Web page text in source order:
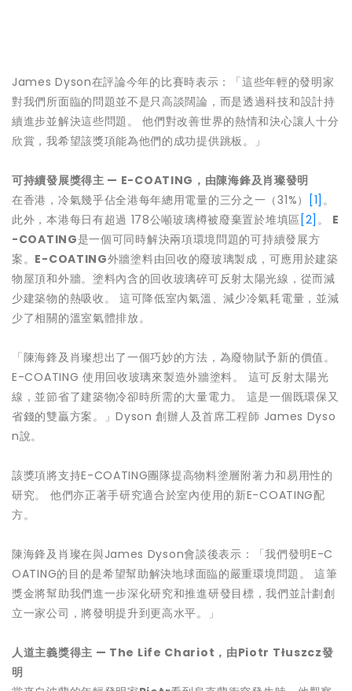
James Dyson在評論今年的比賽時表示：「這些年輕的發明家
對我們所面臨的問題並不是只高談闊論，而是透過科技和設計持
續進步並解決這些問題。 他們對改善世界的熱情和決心讓人十分
欣賞，我希望該獎項能為他們的成功提供跳板。」
可持續發展獎得主 — E-COATING ，由陳海鋒及肖璨發明
在香港，冷氣幾乎佔全港每年總用電量的三分之一（31%）
[1] 。
此外，本港每日有超過 178公噸玻璃樽被廢棄置於堆填區 [2] 。 E
-COATING是一個可同時解決兩項環境問題的可持續發展方
案。 E-COATING外牆塗料由回收的廢玻璃製成，可應用於建築
物屋頂和外牆。塗料內含的回收玻璃碎可反射太陽光線，從而減
少建築物的熱吸收。 這可降低室內氣溫、減少冷氣耗電量，並減
少了相關的溫室氣體排放。
「陳海鋒及肖璨想出了一個巧妙的方法，為廢物賦予新的價值。
E-COATING 使用回收玻璃來製造外牆塗料。 這可反射太陽光
線，並節省了建築物冷卻時所需的大量電力。 這是一個既環保又
省錢的雙贏方案。」Dyson 創辦人及首席工程師 James Dyso
n說。
該獎項將支持E-COATING團隊提高物料塗層附著力和易用性的
研究。 他們亦正著手研究適合於室內使用的新E-COATING配
方。
陳海鋒及肖璨在與James Dyson會談後表示：「我們發明E-C
OATING的目的是希望幫助解決地球面臨的嚴重環境問題。 這筆
獎金將幫助我們進一步深化研究和推進研發目標，我們並計劃創
立一家公司，將發明提升到更高水平。」
人道主義獎得主 — The Life Chariot ， 由Piotr Tłuszcz發
明